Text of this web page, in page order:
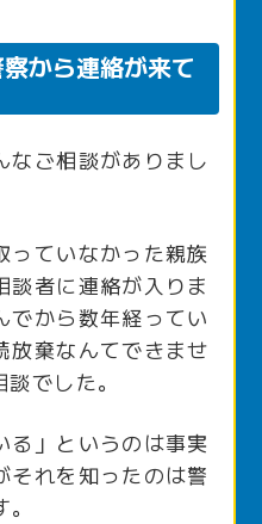
から連絡が来て
なご相談がありまし
っていなかった親族
談者に連絡が入りま
でから数年経ってい
放棄なんてできませ
でした。
る」というのは事実
それを知ったのは警